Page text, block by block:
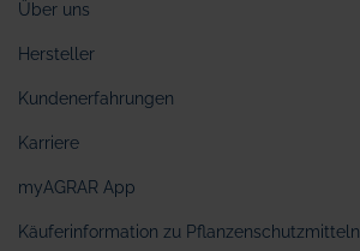
Über uns
Hersteller
Kundenerfahrungen
Karriere
myAGRAR App
Käuferinformation zu Pflanzenschutzmitteln